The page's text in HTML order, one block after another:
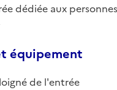
dédiée aux
équipement
de l'entrée